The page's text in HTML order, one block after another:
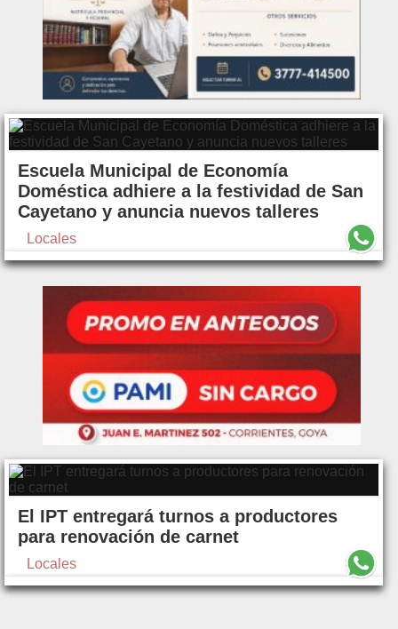
Escuela Municipal de Economía
Doméstica adhiere a la festividad de San
Cayetano y anuncia nuevos talleres
Locales
El IPT entregará turnos a productores
para renovación de carnet
Locales